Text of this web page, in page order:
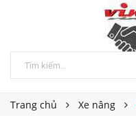
Trang chủ Xe nâng